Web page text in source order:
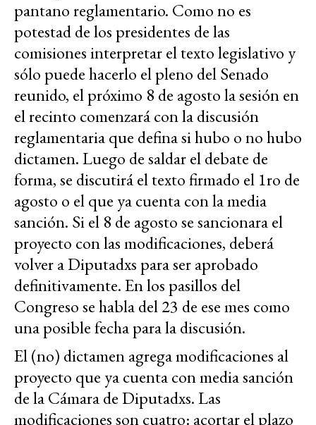
pantano reglamentario. Como no es
potestad de los presidentes de las
comisiones interpretar el texto legislativo y
sólo puede hacerlo el pleno del Senado
reunido, el próximo 8 de agosto la sesión en
el recinto comenzará con la discusión
reglamentaria que defina si hubo o no hubo
dictamen. Luego de saldar el debate de
forma, se discutirá el texto firmado el 1ro de
agosto o el que ya cuenta con la media
sanción. Si el 8 de agosto se sancionara el
proyecto con las modificaciones, deberá
volver a Diputadxs para ser aprobado
definitivamente. En los pasillos del
Congreso se habla del 23 de ese mes como
una posible fecha para la discusión.
El (no) dictamen agrega modificaciones al
proyecto que ya cuenta con media sanción
de la Cámara de Diputadxs. Las
modificaciones son cuatro: acortar el plazo